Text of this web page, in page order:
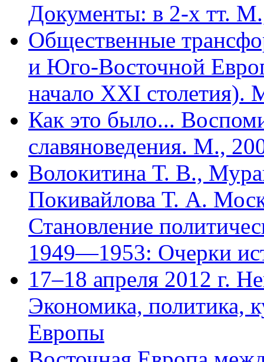
Документы: в 2-х тт.
Общественные
и Юго-Восточной
начало XXI столетия).
Как это было...
славяноведения. М.,
Волокитина Т. В.,
Покивайлова Т. А.
Становление
1949—1953: Очерки
17–18 апреля 2012 г.
Экономика, политика,
Европы